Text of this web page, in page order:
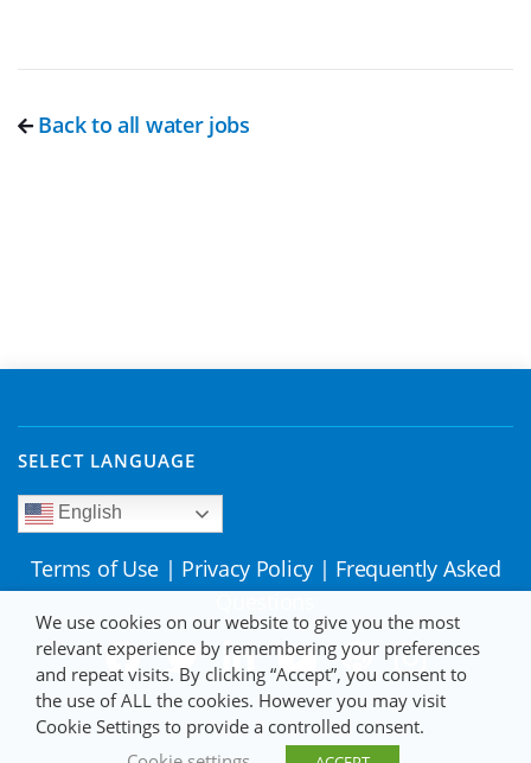
Back to all water jobs
SELECT LANGUAGE
English
Terms of Use | Privacy Policy | Frequently Asked
We use cookies on our website to give you the most
relevant experience by remembering your preferences
and repeat visits. By clicking “Accept”, you consent to
the use of ALL the cookies. However you may visit
Cookie Settings to provide a controlled consent.